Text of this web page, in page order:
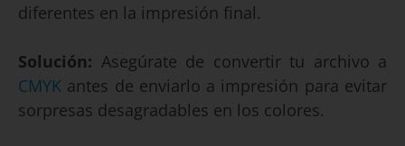
diferentes en la impresión final.
Solución: Asegúrate de convertir tu archivo a
CMYK antes de enviarlo a impresión para evitar
sorpresas desagradables en los colores.